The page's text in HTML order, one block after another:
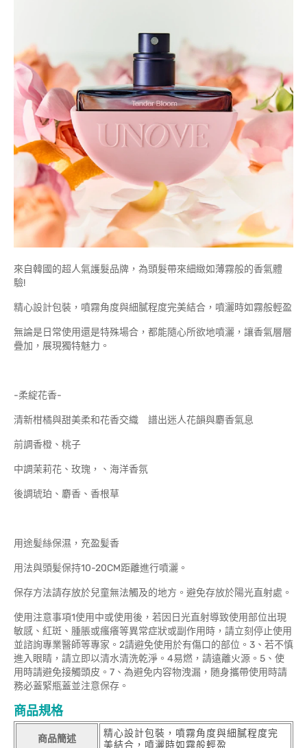
來自韓國的超人氣護髮品牌，為頭髮帶來細緻如薄霧般的香氣體
驗!
精心設計包裝，噴霧角度與細膩程度完美結合，噴灑時如霧般輕盈
無論是日常使用還是特殊場合，都能隨心所欲地噴灑，讓香氣層層
疊加，展現獨特魅力。
-柔綻花香-
清新柑橘與甜美柔和花香交織 譜出迷人花韻與麝香氣息
前調香橙、桃子
中調茉莉花、玫瑰，、海洋香氛
後調琥珀、麝香、香根草
用途髪絲保濕，充盈髪香
用法與頭髪保持10-20CM距離進行噴灑。
保存方法請存放於兒童無法觸及的地方。避免存放於陽光直射處。
使用注意事項1使用中或使用後，若因日光直射導致使用部位出現
敏感、紅斑、腫脹或瘙癢等異常症狀或副作用時，請立刻停止使用
並諮詢專業醫師等專家。2請避免使用於有傷口的部位。3、若不慎
進入眼睛，請立即以清水清洗乾淨。4易燃，請遠離火源。5、使
用時請避免接觸頭皮。7、為避免内容物洩漏，随身攜帶使用時請
務必蓋緊瓶蓋並注意保存。
商品規格
商品簡述
精心設計包裝，噴霧角度與細膩程度完
美結合，噴灑時如霧般輕盈